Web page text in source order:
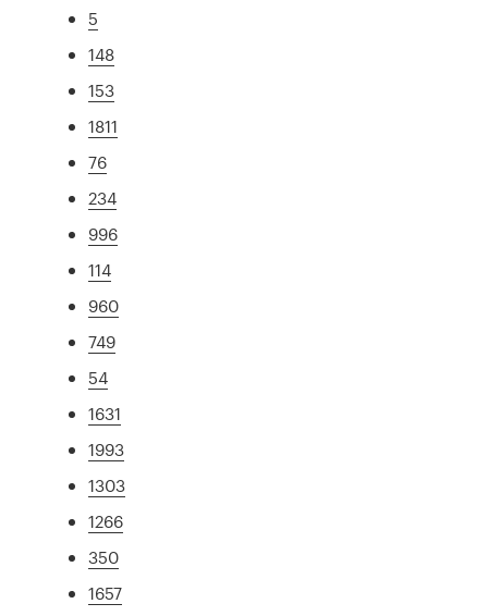
5
148
153
1811
76
234
996
114
960
749
54
1631
1993
1303
1266
350
1657